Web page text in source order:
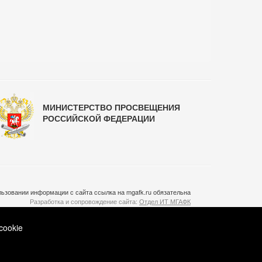
МИНИСТЕРСТВО ПРОСВЕЩЕНИЯ
РОССИЙСКОЙ ФЕДЕРАЦИИ
информации с сайта ссылка на mgafk.ru обязательна
Разработка и сопровождение сайта: Отдел ИТ МГАФК